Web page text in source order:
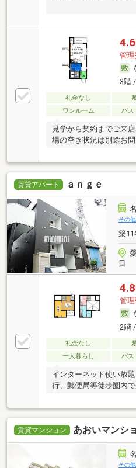
管理
3階
礼金なし
ワンルーム
バス
見学から契約までご来
場の空き状況は別途お問
賃貸アパート ａｎｇｅ
その
築11
目
管理
2階
礼金なし
一人暮らし
バス
インターネット使い放
行、郵便局等徒歩圏内
賃貸マンション あおいマンシ
その